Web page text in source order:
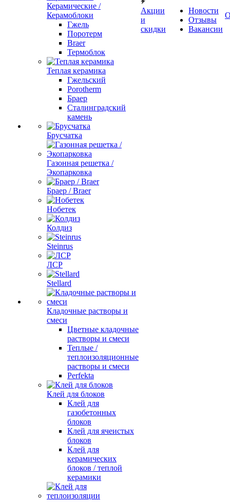
Керамические /
Керамоблоки
Гжель
Поротерм
Braer
Термоблок
Теплая керамика
Гжельский
Porotherm
Браер
Сталинградский
камень
Брусчатка
Газонная решетка /
Экопарковка
Браер / Braer
Нобетек
Колдиз
Steinrus
ЛСР
Stellard
Кладочные растворы и
смеси
Цветные кладочные
растворы и смеси
Теплые /
теплоизоляционные
растворы и смеси
Perfekta
Клей для блоков
Клей для
газобетонных
блоков
Клей для ячеистых
блоков
Клей для
керамических
блоков / теплой
керамики
Акции
и
скидки
Новости
Отзывы
Вакансии